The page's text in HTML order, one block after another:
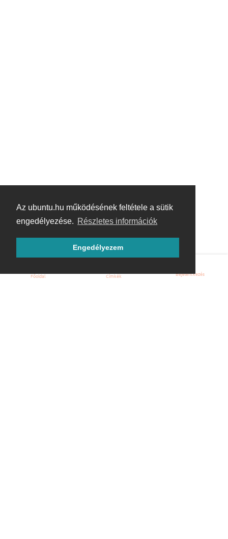
Az ubuntu.hu működésének feltétele a sütik
engedélyezése. Részletes információk
Engedélyezem
Főoldal Címkék Bejelentkezés